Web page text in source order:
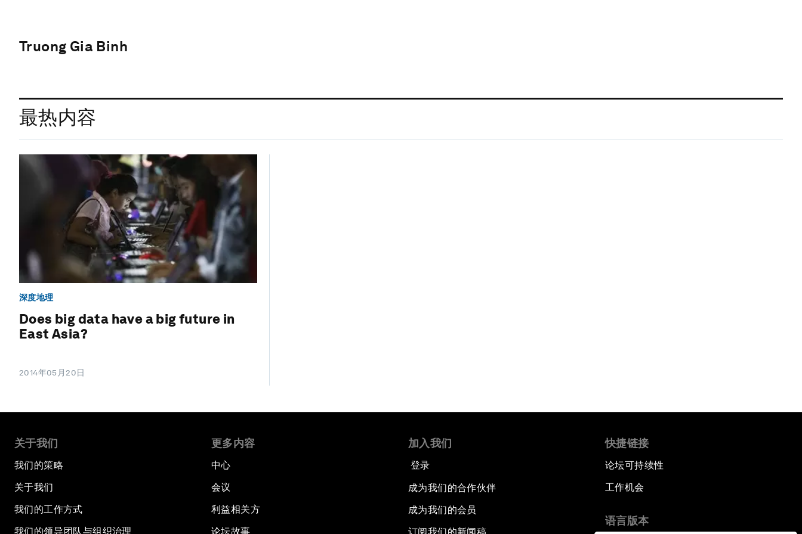
Truong Gia Binh
最热内容
深度地理
Does big data have a big future in
East Asia?
2014年05月20日
关于我们
我们的策略
关于我们
我们的工作方式
我们的领导团队与组织治理
更多内容
中心
会议
利益相关方
论坛故事
加入我们
登录
成为我们的合作伙伴
成为我们的会员
快捷链接
论坛可持续性
工作机会
语言版本